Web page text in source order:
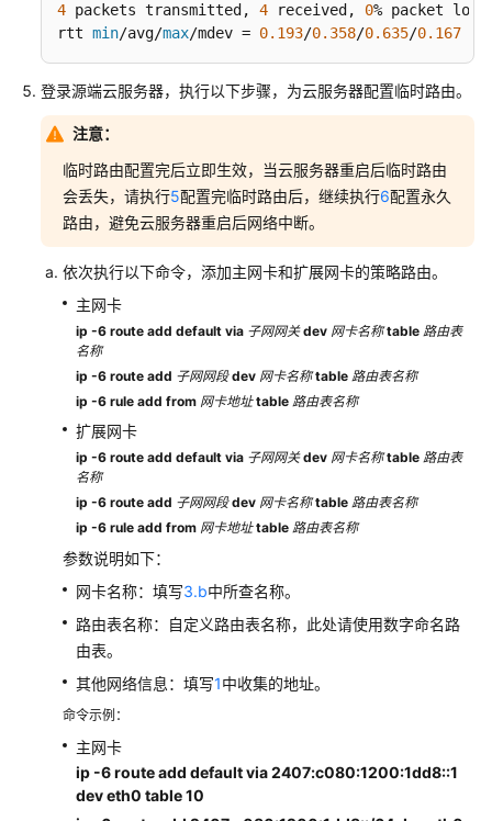
4 packets transmitted, 4 received, 0% packet
rtt min/avg/max/mdev = 0.193/0.358/0.635/0.167
登录源端云服务器，执行以下步骤，为云服务器配置临时路由。
注意：
临时路由配置完后立即生效，当云服务器重启后临时路由
会丢失，请执行5配置完临时路由后，继续执行6配置永久
路由，避免云服务器重启后网络中断。
依次执行以下命令，添加主网卡和扩展网卡的策略路由。
主网卡
ip -6 route add default via 子网网关dev 网卡名称table 路由表
名称
ip -6 route add 子网网段dev 网卡名称table 路由表名称
ip -6 rule add from 网卡地址table 路由表名称
扩展网卡
ip -6 route add default via 子网网关dev 网卡名称table 路由表
名称
ip -6 route add 子网网段dev 网卡名称table 路由表名称
ip -6 rule add from 网卡地址table 路由表名称
参数说明如下：
网卡名称：填写3.b中所查名称。
路由表名称：自定义路由表名称，此处请使用数字命名路
由表。
其他网络信息：填写1中收集的地址。
命令示例：
主网卡
ip -6 route add default via 2407:c080:1200:1dd8::1
dev eth0 table 10